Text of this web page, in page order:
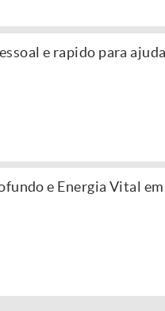
e rapido para
e Energia Vital